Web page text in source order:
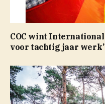
COC wint
voor tachtig jaar werk’